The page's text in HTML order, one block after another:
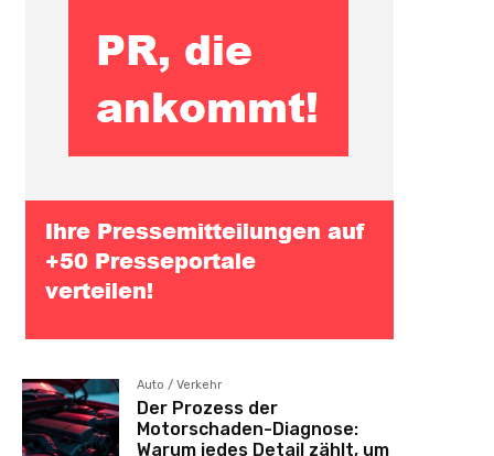
Auto / Verkehr
Der Prozess der
Motorschaden-Diagnose:
Warum jedes Detail zählt, um